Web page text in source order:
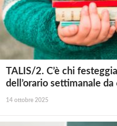
TALIS/2. C’è chi
dell’orario settimanale da
14 ottobre 2025